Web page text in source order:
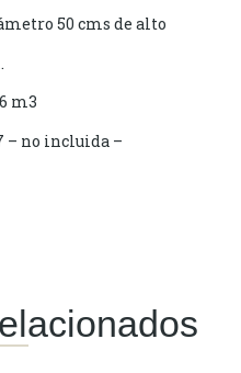
50 cms de alto
m3
– no incluida –